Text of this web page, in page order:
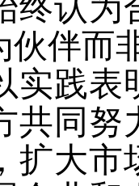
终认为
伙伴而
践表明
共同努
扩大市